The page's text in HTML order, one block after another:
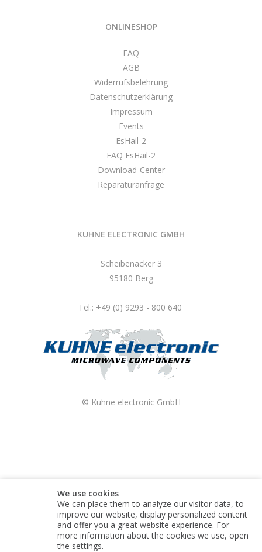
ONLINESHOP
FAQ
AGB
Widerrufsbelehrung
Datenschutzerklärung
Impressum
Events
EsHail-2
FAQ EsHail-2
Download-Center
Reparaturanfrage
KUHNE ELECTRONIC GMBH
Scheibenacker 3
95180 Berg
Tel.: +49 (0) 9293 - 800 640
© Kuhne electronic GmbH
We use cookies
We can place them to analyze our visitor data, to
improve our website, display personalized content
and offer you a great website experience. For
more information about the cookies we use, open
the settings.